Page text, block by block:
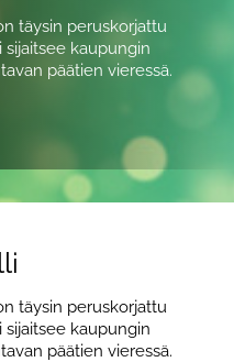
täysin peruskorjattu
kaupungin
päätien vieressä.
täysin peruskorjattu
kaupungin
päätien vieressä.